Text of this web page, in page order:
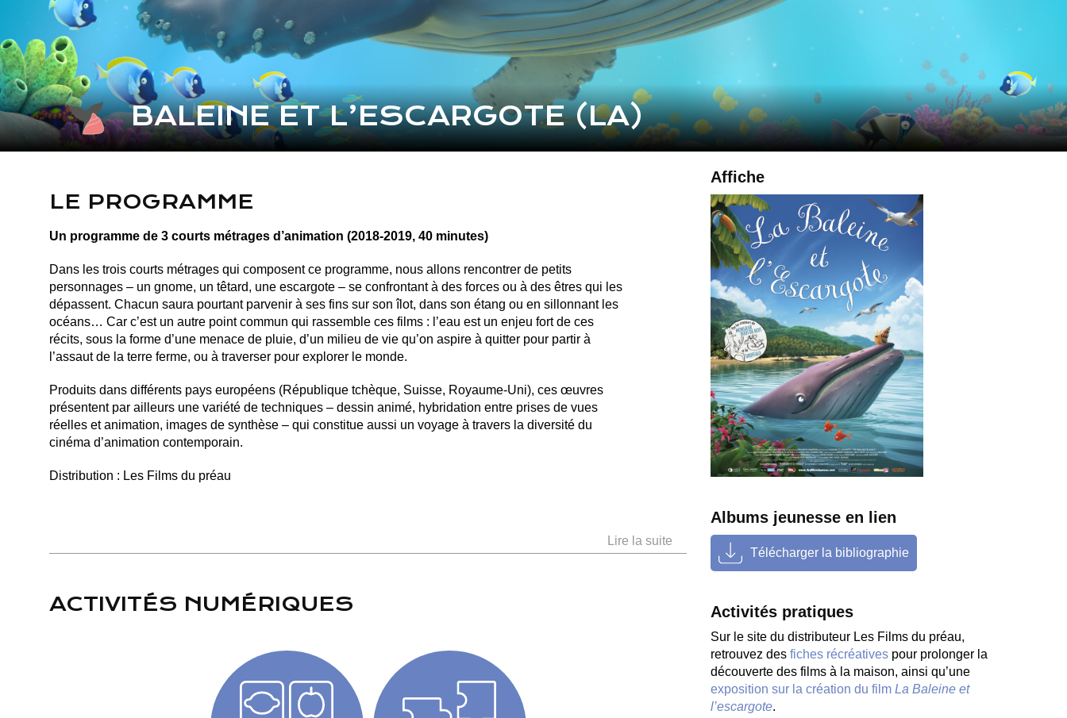
BALEINE ET L’ESCARGOTE (LA)
LE PROGRAMME
Un programme de 3 courts métrages d’animation (2018-2019, 40 minutes)
Dans les trois courts métrages qui composent ce programme, nous allons rencontrer de petits
personnages – un gnome, un têtard, une escargote – se confrontant à des forces ou à des êtres qui les
dépassent. Chacun saura pourtant parvenir à ses fins sur son îlot, dans son étang ou en sillonnant les
océans… Car c’est un autre point commun qui rassemble ces films : l’eau est un enjeu fort de ces
récits, sous la forme d’une menace de pluie, d’un milieu de vie qu’on aspire à quitter pour partir à
l’assaut de la terre ferme, ou à traverser pour explorer le monde.
Produits dans différents pays européens (République tchèque, Suisse, Royaume-Uni), ces œuvres
présentent par ailleurs une variété de techniques – dessin animé, hybridation entre prises de vues
réelles et animation, images de synthèse – qui constitue aussi un voyage à travers la diversité du
cinéma d’animation contemporain.
Distribution : Les Films du préau
de Filip Diviak et Zuzana Čupová (République Tchèque, 2018,
Petite île, ciel radieux. Monsieur Gnome souhaite passer cette
profiter. Mais Monsieur Gnome sait exactement quoi faire !
KUAP
Lire la suite
ACTIVITÉS NUMÉRIQUES
Affiche
Albums jeunesse en lien
Télécharger la bibliographie
Activités pratiques
Sur le site du distributeur Les Films du préau,
retrouvez desfiches récréatives pour prolonger la
découverte des films à la maison, ainsi qu’une
exposition sur la création du filmLa Baleine et
l’escargote.